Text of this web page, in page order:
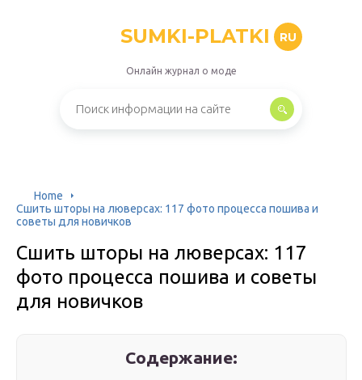
SUMKI-PLATKI RU
Онлайн журнал о моде
Home
Сшить шторы на люверсах: 117 фото процесса пошива и
советы для новичков
Сшить шторы на люверсах: 117
фото процесса пошива и советы
для новичков
Содержание: